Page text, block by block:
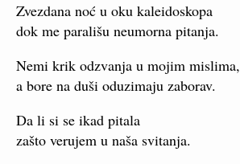
Zvezdana noć u oku kaleidoskopa
dok me parališu neumorna pitanja.
Nemi krik odzvanja u mojim mislima,
a bore na duši oduzimaju zaborav.
Da li si se ikad pitala
zašto verujem u naša svitanja.